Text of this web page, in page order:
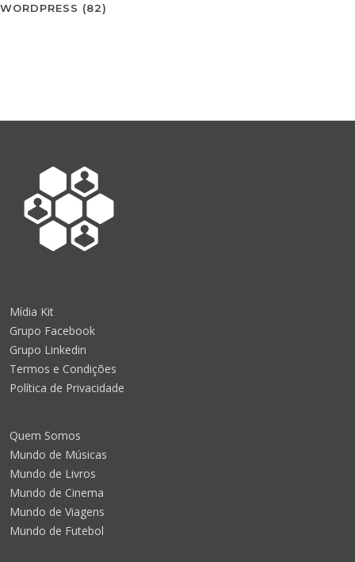
WORDPRESS (82)
Mídia Kit
Grupo Facebook
Grupo Linkedin
Termos e Condições
Política de Privacidade
Quem Somos
Mundo de Músicas
Mundo de Livros
Mundo de Cinema
Mundo de Viagens
Mundo de Futebol